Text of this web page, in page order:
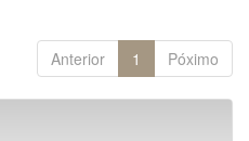
Anterior 1 Póximo